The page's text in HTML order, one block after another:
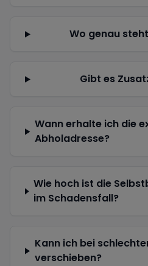
Wo genau
Gibt es
Wann erhalte ich die
Abholadresse?
Wie hoch ist die
im Schadensfall?
Kann ich bei
verschieben?